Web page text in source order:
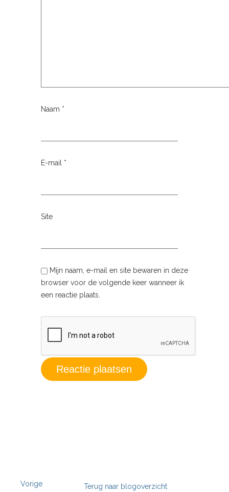
Naam *
E-mail *
Site
Mijn naam, e-mail en site bewaren in deze
browser voor de volgende keer wanneer ik
een reactie plaats.
Vorige Terug naar blogoverzicht